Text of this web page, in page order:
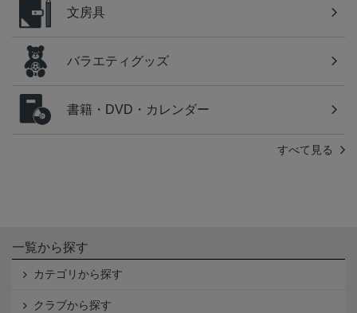
文房具
バラエティグッズ
書籍・DVD・カレンダー
すべて見る
一覧から探す
カテゴリから探す
クラブから探す